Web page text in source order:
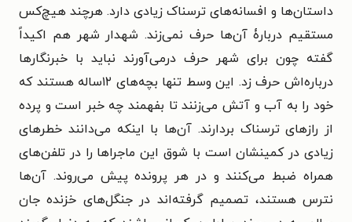
داستان‌ها و افسانه‌های ترسناک زیادی دارد. هرچند هیچ‌کس
مستقیم دربارۀ آن‌ها حرف نمی‌زند. شهدار شهر هم اکیداً
گفته چون برای شهر حرف درمی‌آورند نباید با خبرنگارها
درباره‌اش حرف زد. این وسط تنها بچه‌های ۱۲ساله هستند که
خود را به آب و آتش می‌زنند تا بفهمند چه خبر است و پرده
از رازهای ترسناک بردارند. آن‌ها با اینکه می‌دانند خطرهای
زیادی در کمینشان است با شوق این ماجراها را در تلفن‌های
همراه ضبط می‌کنند و در هر پرونده پیش می‌روند. آن‌ها
نترس هستند، تصمیم گرفته‌اند در جنگل‌های خزنده جان